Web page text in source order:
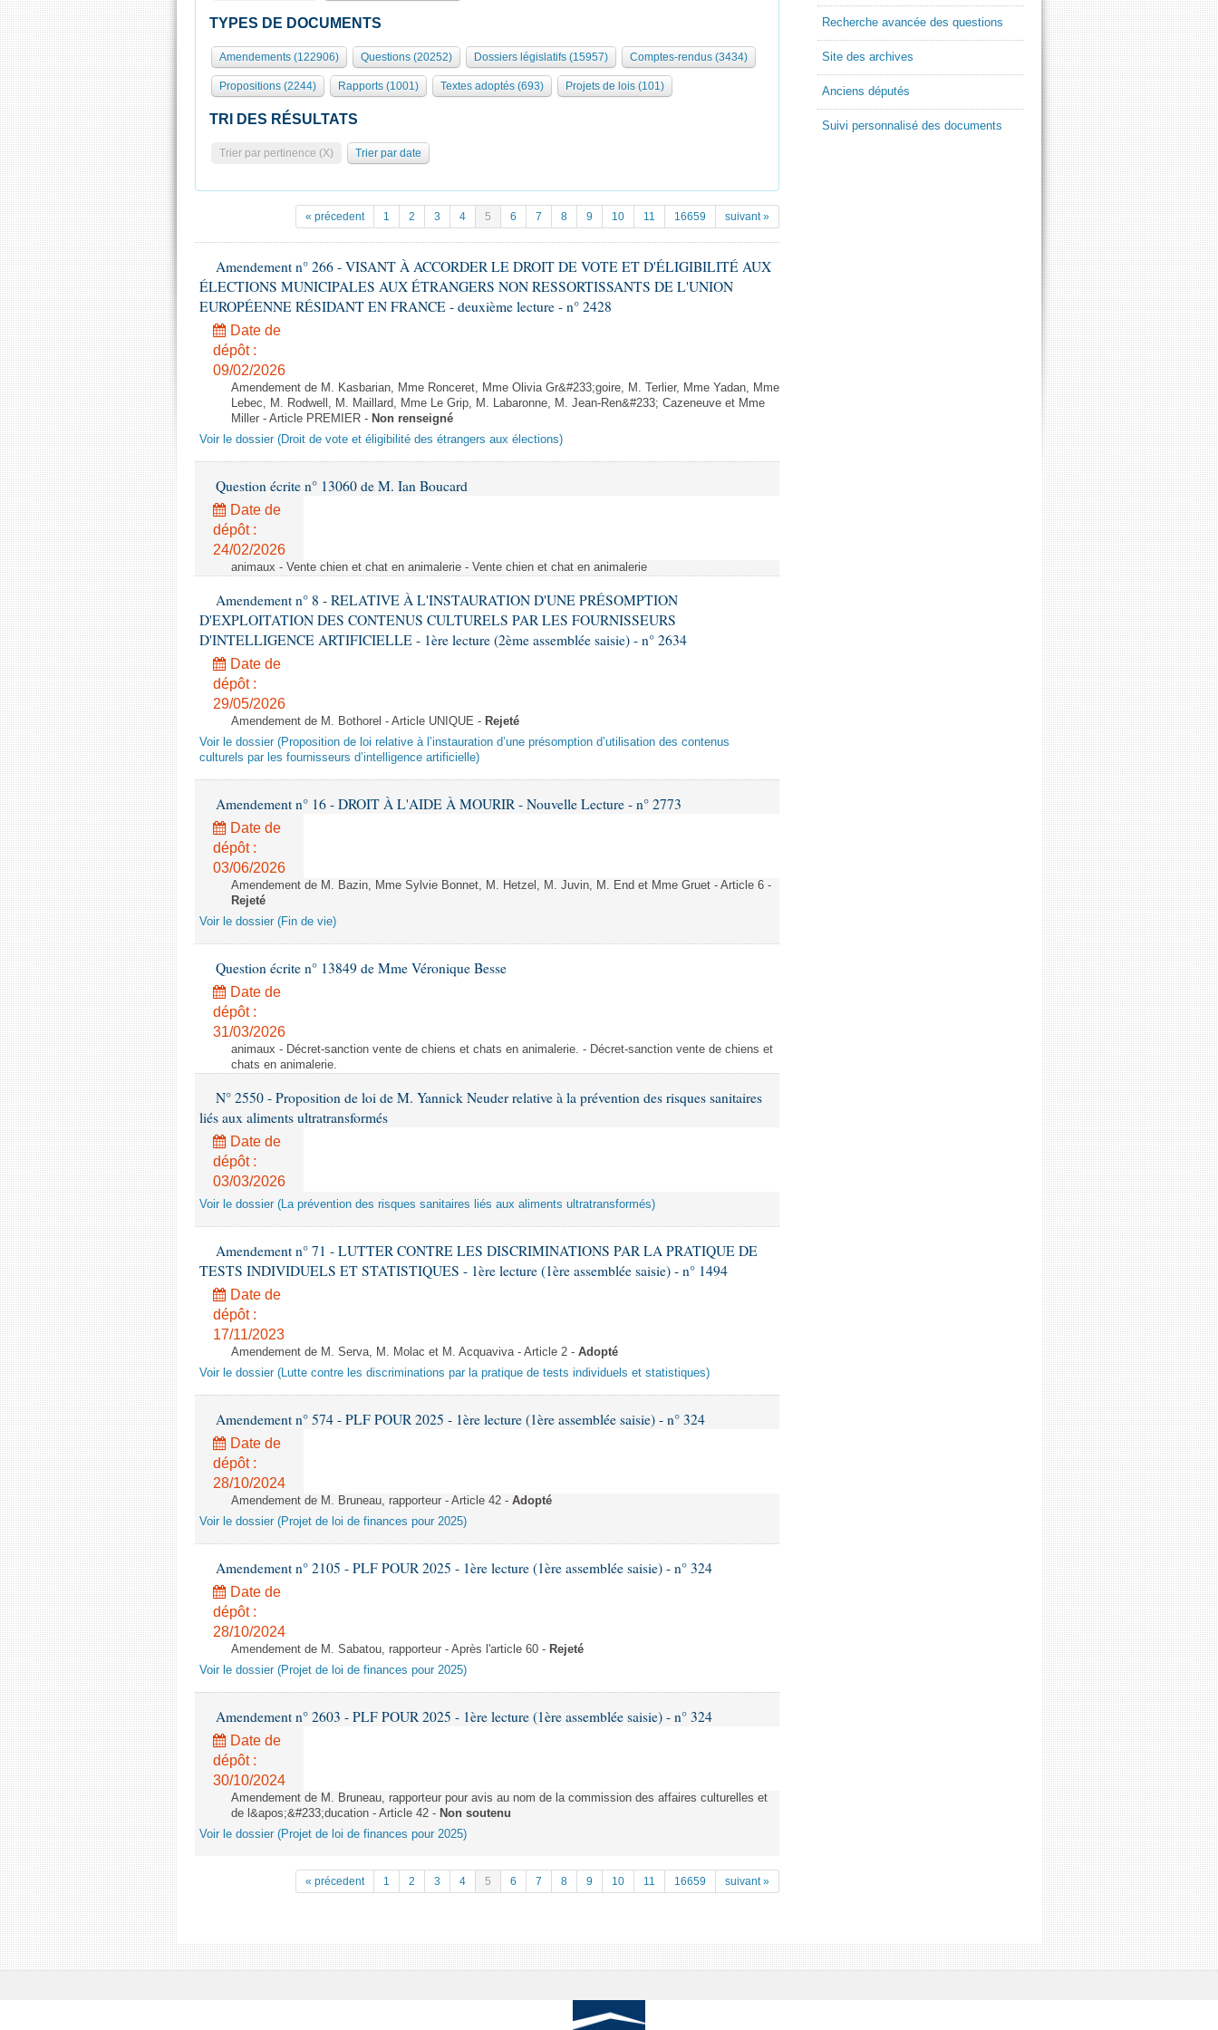
TYPES DE DOCUMENTS
Amendements (122906) Questions (20252) Dossiers législatifs (15957) Comptes-rendus (3434)
Propositions (2244) Rapports (1001) Textes adoptés (693) Projets de lois (101)
TRI DES RÉSULTATS
Trier par pertinence (X) Trier par date
« précedent 1 2 3 4 5 6 7 8 9 10 11 16659 suivant »
Amendement n° 266 - VISANT À ACCORDER LE DROIT DE VOTE ET D'ÉLIGIBILITÉ AUX
ÉLECTIONS MUNICIPALES AUX ÉTRANGERS NON RESSORTISSANTS DE L'UNION
EUROPÉENNE RÉSIDANT EN FRANCE - deuxième lecture - n° 2428
Date de
dépôt :
09/02/2026
Amendement de M. Kasbarian, Mme Ronceret, Mme Olivia Gr&#233;goire, M. Terlier, Mme Yadan, Mme
Lebec, M. Rodwell, M. Maillard, Mme Le Grip, M. Labaronne, M. Jean-Ren&#233; Cazeneuve et Mme
Miller - Article PREMIER - Non renseigné
Voir le dossier (Droit de vote et éligibilité des étrangers aux élections)
Question écrite n° 13060 de M. Ian Boucard
Date de
dépôt :
24/02/2026
animaux - Vente chien et chat en animalerie - Vente chien et chat en animalerie
Amendement n° 8 - RELATIVE À L'INSTAURATION D'UNE PRÉSOMPTION
D'EXPLOITATION DES CONTENUS CULTURELS PAR LES FOURNISSEURS
D'INTELLIGENCE ARTIFICIELLE - 1ère lecture (2ème assemblée saisie) - n° 2634
Date de
dépôt :
29/05/2026
Amendement de M. Bothorel - Article UNIQUE - Rejeté
Voir le dossier (Proposition de loi relative à l’instauration d’une présomption d’utilisation des contenus
culturels par les fournisseurs d’intelligence artificielle)
Amendement n° 16 - DROIT À L'AIDE À MOURIR - Nouvelle Lecture - n° 2773
Date de
dépôt :
03/06/2026
Amendement de M. Bazin, Mme Sylvie Bonnet, M. Hetzel, M. Juvin, M. End et Mme Gruet - Article 6 -
Rejeté
Voir le dossier (Fin de vie)
Question écrite n° 13849 de Mme Véronique Besse
Date de
dépôt :
31/03/2026
animaux - Décret-sanction vente de chiens et chats en animalerie. - Décret-sanction vente de chiens et
chats en animalerie.
N° 2550 - Proposition de loi de M. Yannick Neuder relative à la prévention des risques sanitaires
liés aux aliments ultratransformés
Date de
dépôt :
03/03/2026
Voir le dossier (La prévention des risques sanitaires liés aux aliments ultratransformés)
Amendement n° 71 - LUTTER CONTRE LES DISCRIMINATIONS PAR LA PRATIQUE DE
TESTS INDIVIDUELS ET STATISTIQUES - 1ère lecture (1ère assemblée saisie) - n° 1494
Date de
dépôt :
17/11/2023
Amendement de M. Serva, M. Molac et M. Acquaviva - Article 2 - Adopté
Voir le dossier (Lutte contre les discriminations par la pratique de tests individuels et statistiques)
Amendement n° 574 - PLF POUR 2025 - 1ère lecture (1ère assemblée saisie) - n° 324
Date de
dépôt :
28/10/2024
Amendement de M. Bruneau, rapporteur - Article 42 - Adopté
Voir le dossier (Projet de loi de finances pour 2025)
Amendement n° 2105 - PLF POUR 2025 - 1ère lecture (1ère assemblée saisie) - n° 324
Date de
dépôt :
28/10/2024
Amendement de M. Sabatou, rapporteur - Après l'article 60 - Rejeté
Voir le dossier (Projet de loi de finances pour 2025)
Amendement n° 2603 - PLF POUR 2025 - 1ère lecture (1ère assemblée saisie) - n° 324
Date de
dépôt :
30/10/2024
Amendement de M. Bruneau, rapporteur pour avis au nom de la commission des affaires culturelles et
de l&apos;&#233;ducation - Article 42 - Non soutenu
Voir le dossier (Projet de loi de finances pour 2025)
« précedent 1 2 3 4 5 6 7 8 9 10 11 16659 suivant »
Recherche avancée des questions
Site des archives
Anciens députés
Suivi personnalisé des documents